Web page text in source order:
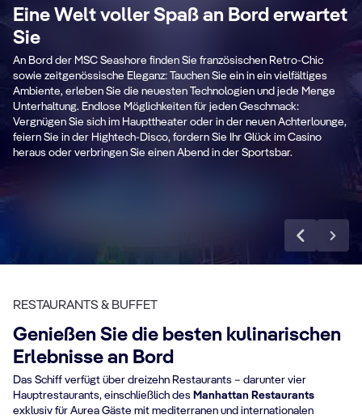
Eine Welt voller Spaß an Bord erwartet
Sie
An Bord der MSC Seashore finden Sie französischen Retro-Chic
sowie zeitgenössische Eleganz: Tauchen Sie ein in ein vielfältiges
Ambiente, erleben Sie die neuesten Technologien und jede Menge
Unterhaltung. Endlose Möglichkeiten für jeden Geschmack:
Vergnügen Sie sich im Haupttheater oder in der neuen Achterlounge,
feiern Sie in der Hightech-Disco, fordern Sie Ihr Glück im Casino
heraus oder verbringen Sie einen Abend in der Sportsbar.
Pirates Cove
Aquapark
RESTAURANTS & BUFFET
Genießen Sie die besten kulinarischen
Erlebnisse an Bord
Das Schiff verfügt über dreizehn Restaurants – darunter vier
Hauptrestaurants, einschließlich des Manhattan Restaurants
exklusiv für Aurea Gäste mit mediterranen und internationalen